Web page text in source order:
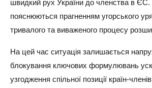
швидкий рух України до членства в ЄС.
пояснюються прагненням угорського
тривалого та виваженого процесу
На цей час ситуація залишається
блокування ключових формулювань
узгодження спільної позиції країн-